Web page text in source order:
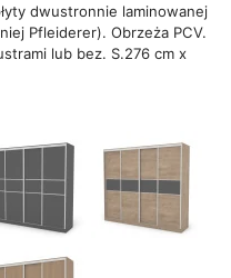
dwustronnie laminowanej
Pfleiderer). Obrzeża PCV.
lub bez. S.276 cm x